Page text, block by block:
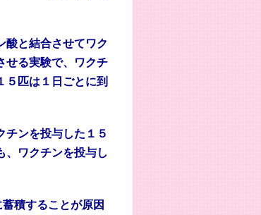
と結合させてワク
せる実験で、ワクチ
５匹は１日ごとに到
ンを投与した１５
、ワクチンを投与し
積することが原因